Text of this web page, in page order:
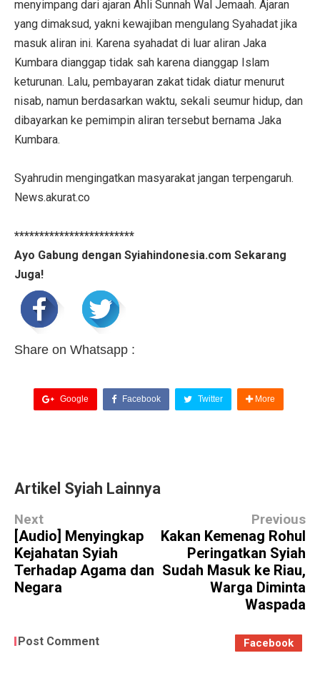
menyimpang dari ajaran Ahli Sunnah Wal Jemaah. Ajaran
yang dimaksud, yakni kewajiban mengulang Syahadat jika
masuk aliran ini. Karena syahadat di luar aliran Jaka
Kumbara dianggap tidak sah karena dianggap Islam
keturunan. Lalu, pembayaran zakat tidak diatur menurut
nisab, namun berdasarkan waktu, sekali seumur hidup, dan
dibayarkan ke pemimpin aliran tersebut bernama Jaka
Kumbara.
Syahrudin mengingatkan masyarakat jangan terpengaruh.
News.akurat.co
************************
Ayo Gabung dengan Syiahindonesia.com Sekarang
Juga!
Share on Whatsapp :
Google Facebook Twitter More
Artikel Syiah Lainnya
Next
[Audio] Menyingkap
Kejahatan Syiah
Terhadap Agama dan
Negara
Previous
Kakan Kemenag Rohul
Peringatkan Syiah
Sudah Masuk ke Riau,
Warga Diminta
Waspada
Post Comment Facebook